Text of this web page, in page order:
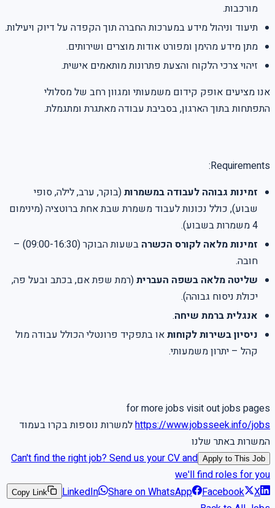
מורכבות.
תיעוד וניהול מידע במערכות החברה תוך הקפדה על דיוק ויעילות.
מתן מידע מהימן ומפורט אודות מוצרים ושירותים.
זיהוי צרכי הלקוח והצעת פתרונות מותאמים אישית.
אנו מציעים אופק קידום משמעותי ומגוון רחב של מסלולי
התפתחות בתוך הארגון, בסביבת עבודה מאתגרת ומתגמלת.
Requirements:
זמינות גבוהה לעבודה במשמרות(בוקר, ערב, לילה, סופי
שבוע), כולל נכונות לעבוד משמרת שבת אחת ברוטציה (מינימום
4 משמרות בשבוע).
זמינות מלאה לקורס הכשרה
בשעות הבוקר (09:00-16:30) –
חובה.
שליטה מלאה בשפה העברית(רמת שפת אם, בכתב ובעל פה,
יכולת ניסוח גבוהה).
אנגלית ברמת שיחה.
ניסיון בשירות לקוחותאו בתפקיד פרונטלי הכולל עבודה מול
קהל – יתרון משמעותי.
for more jobs visit out jobs pages
https://www.jobsseek.info/jobsלמשרות נוספות בקרו בעמוד
המשרות באתר שלנו
Apply to This Job
Can't find the right job? Send us your CV and
we'll find roles for you
LinkedIn
Share on WhatsApp Facebook X
Copy Link